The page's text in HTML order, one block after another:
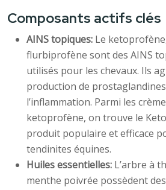
Composants actifs clés
AINS topiques: Le
flurbiprofène sont des AINS
utilisés pour les chevaux. Ils
production de
l’inflammation. Parmi les
ketoprofène, on trouve le
produit populaire et efficace
tendinites équines.
Huiles essentielles: L’arbre à
menthe poivrée possèdent